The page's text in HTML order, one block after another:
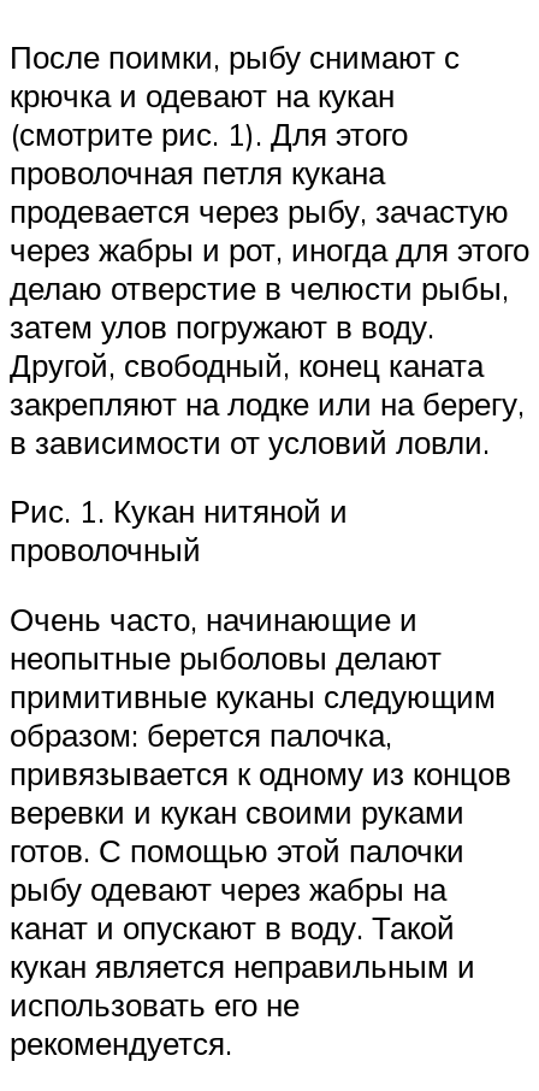
После поимки, рыбу снимают с
крючка и одевают на кукан
(смотрите рис. 1). Для этого
проволочная петля кукана
продевается через рыбу, зачастую
через жабры и рот, иногда для этого
делаю отверстие в челюсти рыбы,
затем улов погружают в воду.
Другой, свободный, конец каната
закрепляют на лодке или на берегу,
в зависимости от условий ловли.
Рис. 1. Кукан нитяной и
проволочный
Очень часто, начинающие и
неопытные рыболовы делают
примитивные куканы следующим
образом: берется палочка,
привязывается к одному из концов
веревки и кукан своими руками
готов. С помощью этой палочки
рыбу одевают через жабры на
канат и опускают в воду. Такой
кукан является неправильным и
использовать его не
рекомендуется.